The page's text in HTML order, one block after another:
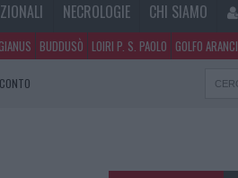
NECROLOGIE CHI SIAMO
BUDDUSÒ LOIRI P. S. PAOLO GOLFO ARANCI